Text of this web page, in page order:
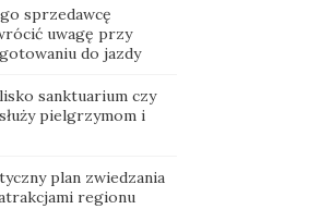
sprzedawcę
uwagę przy
do jazdy
sanktuarium czy
pielgrzymom i
plan zwiedzania
regionu